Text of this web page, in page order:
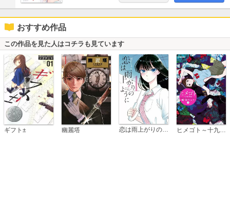
おすすめ作品
この作品を見た人はコチラも見ています
ギフト± 幽麗塔 恋は雨上がりのように